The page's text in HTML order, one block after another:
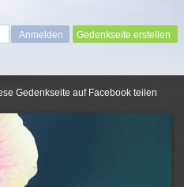
Gedenkseite erstellen
Gedenkseite auf Facebook teilen